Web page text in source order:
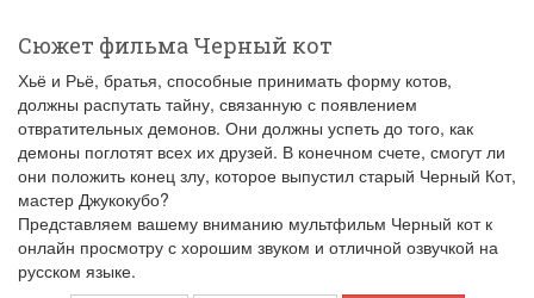
Сюжет фильма Черный кот
Хьё и Рьё, братья, способные принимать форму котов,
должны распутать тайну, связанную с появлением
отвратительных демонов. Они должны успеть до того, как
демоны поглотят всех их друзей. В конечном счете, смогут ли
они положить конец злу, которое выпустил старый Черный Кот,
мастер Джукокубо?
Представляем вашему вниманию мультфильм Черный кот к
онлайн просмотру с хорошим звуком и отличной озвучкой на
русском языке.